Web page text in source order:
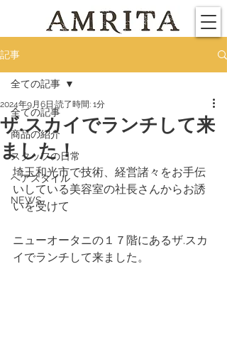
記事
全ての記事
商品の紹介
スタッフの日常
ヘアスタイル
NEWS
全ての記事
ザ.スカイでランチして来
ました！
2024年9月6日 読了時間: 1分
埼玉和光市で技術、経営諸々をお手伝
いしている美容室の社長さんからお誘
いを受けて
ニューオータニの１７階にあるザ.スカ
イでランチして来ました。